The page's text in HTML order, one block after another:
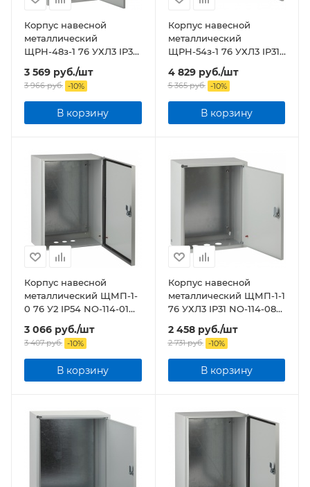
Корпус навесной
металлический
ЩРН-48з-1 76 УХЛ3 IP31
NO-123-21 ЭРА
3 569 руб./шт
3 966руб. -10%
В корзину
Корпус навесной
металлический
ЩРН-54з-1 76 УХЛ3 IP31
NO-123-22 ЭРА
4 829руб./шт
5 365руб. -10%
В корзину
Корпус навесной
металлический ЩМП-1-
0 76 У2 IP54 NO-114-01
3 066 руб./шт
3 407руб. -10%
В корзину
Корпус навесной
металлический ЩМП-1-1
76 УХЛ3 IP31 NO-114-08
2 458руб./шт
2 731руб. -10%
В корзину